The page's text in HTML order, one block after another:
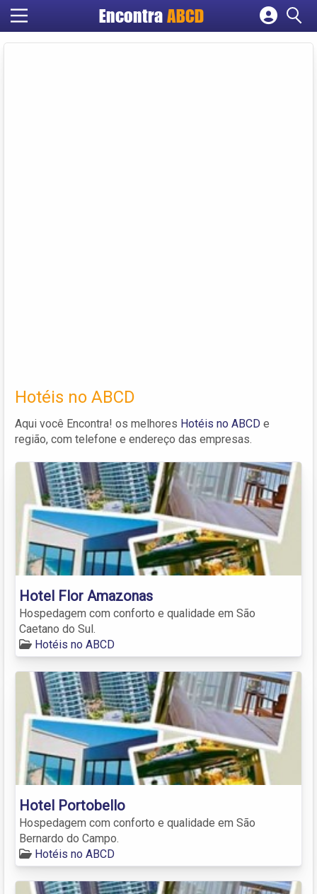
EncontraABCD
Cadastrar empresa
Hotéis no ABCD
Aqui você Encontra! os melhores Hotéis no ABCD e
região, com telefone e endereço das empresas.
Hotel Flor Amazonas
Hospedagem com conforto e qualidade em São
Caetano do Sul.
Hotéis no ABCD
Hotel Portobello
Hospedagem com conforto e qualidade em São
Bernardo do Campo.
Hotéis no ABCD